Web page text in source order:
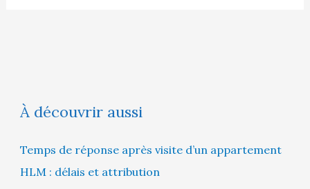
À découvrir aussi
Temps de réponse après visite d’un appartement
HLM : délais et attribution